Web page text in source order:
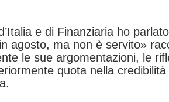
e di Finanziaria ho
agosto, ma non è servito»
le sue argomentazioni, le
quota nella